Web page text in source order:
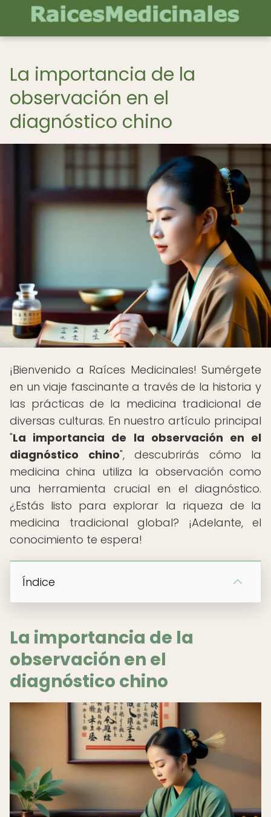
La importancia de la
observación en el
diagnóstico chino
¡Bienvenido a Raíces Medicinales! Sumérgete
en un viaje fascinante a través de la historia y
las prácticas de la medicina tradicional de
diversas culturas. En nuestro artículo principal
"La importancia de la observación en el
diagnóstico chino", descubrirás cómo la
medicina china utiliza la observación como
una herramienta crucial en el diagnóstico.
¿Estás listo para explorar la riqueza de la
medicina tradicional global? ¡Adelante, el
conocimiento te espera!
Índice
La importancia de la
observación en el
diagnóstico chino